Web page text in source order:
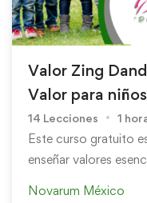
Valor Zing
Valor para
14 Lecciones 1
Este curso gratuito
enseñar valores
Novarum México